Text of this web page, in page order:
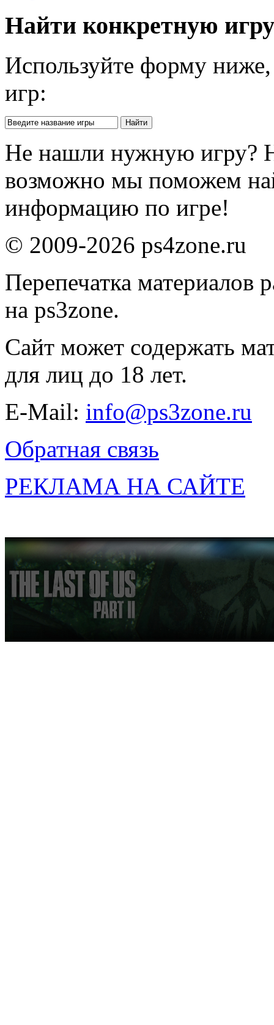
Найти конкретную
Используйте форму
игр:
Не нашли нужную игру?
возможно мы поможем
информацию по игре!
© 2009-2026 ps4zone.ru
Перепечатка материалов
на ps3zone.
Сайт может содержать
для лиц до 18 лет.
E-Mail: info@ps3zone.ru
Обратная связь
РЕКЛАМА НА САЙТЕ